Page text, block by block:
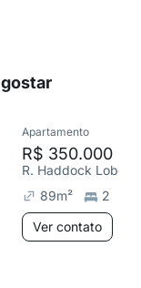
Apartamento
R$ 350.000
R. Haddock Lobo,
89m²
2
Ver contato